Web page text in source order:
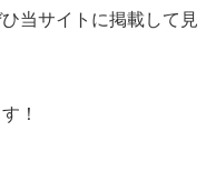
当サイトに掲載して見
！